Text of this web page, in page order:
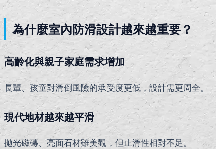
為什麼室內防滑設計越來越重要？
高齡化與親子家庭需求增加
長輩、孩童對滑倒風險的承受度更低，設計需更周全。
現代地材越來越平滑
拋光磁磚、亮面石材雖美觀，但止滑性相對不足。